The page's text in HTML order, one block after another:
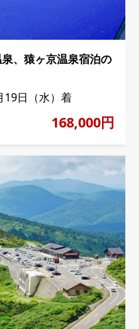
、猿ヶ京温泉宿泊の
19日（水）着
168,000円